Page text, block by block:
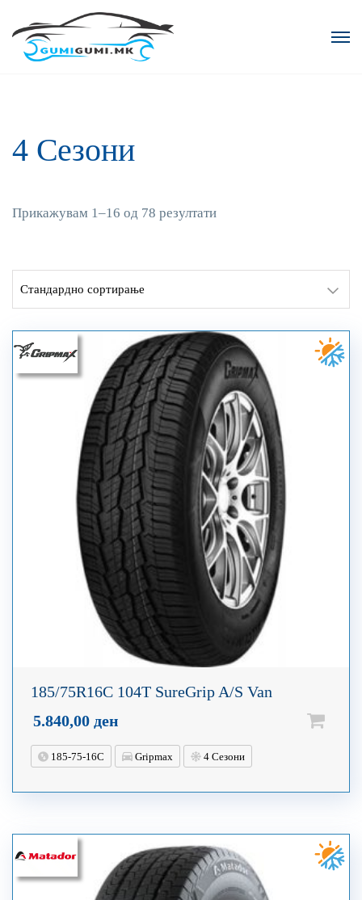
4 Сезони
Прикажувам 1–16 од 78 резултати
185/75R16C 104T SureGrip A/S Van
5.840,00 ден
185-75-16C Gripmax 4 Сезони